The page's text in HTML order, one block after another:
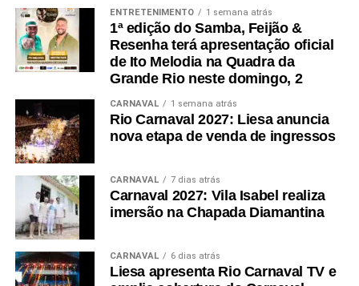
ENTRETENIMENTO 1 semana atrás
1ª edição do Samba, Feijão &
Resenha terá apresentação oficial
de Ito Melodia na Quadra da
Grande Rio neste domingo, 2
CARNAVAL 1 semana atrás
Rio Carnaval 2027: Liesa anuncia
nova etapa de venda de ingressos
CARNAVAL 7 dias atrás
Carnaval 2027: Vila Isabel realiza
imersão na Chapada Diamantina
CARNAVAL 6 dias atrás
Liesa apresenta Rio Carnaval TV e